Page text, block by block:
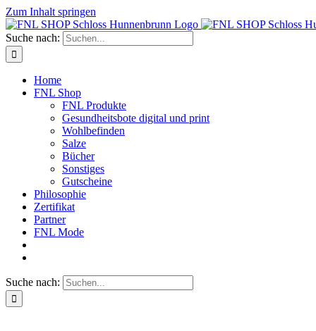
Zum Inhalt springen
Suche nach:
Home
FNL Shop
FNL Produkte
Gesundheitsbote digital und print
Wohlbefinden
Salze
Bücher
Sonstiges
Gutscheine
Philosophie
Zertifikat
Partner
FNL Mode
Suche nach: